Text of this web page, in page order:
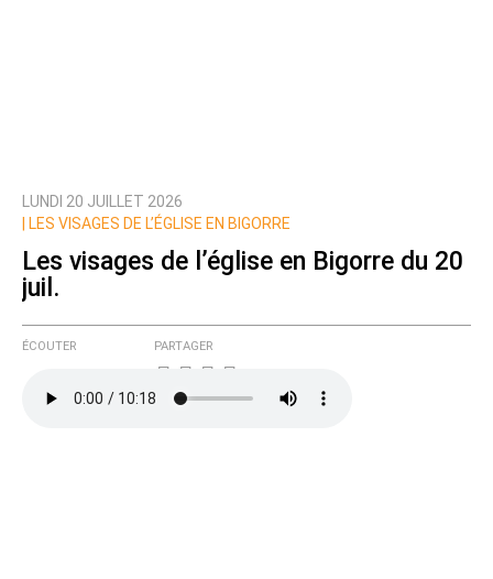
Prévenez-moi de tous les nouveaux commentaires
LUNDI 20 JUILLET 2026
LES VISAGES DE L’ÉGLISE EN BIGORRE
Les visages de l’église en Bigorre du 20
juil.
ÉCOUTER PARTAGER